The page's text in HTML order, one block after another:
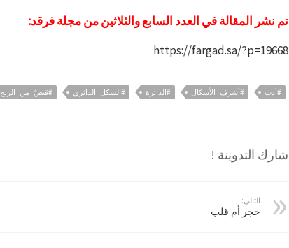
تم نشر المقالة في العدد السابع والثلاثين من مجلة فرقد:
https://fargad.sa/?p=19668
#أدب #أشرف_الأشكال #الدائرة #الشكل_الدائري #قبضٌ_من_الريح
شارك التدوينة !
التالي:
حجر أم قلب